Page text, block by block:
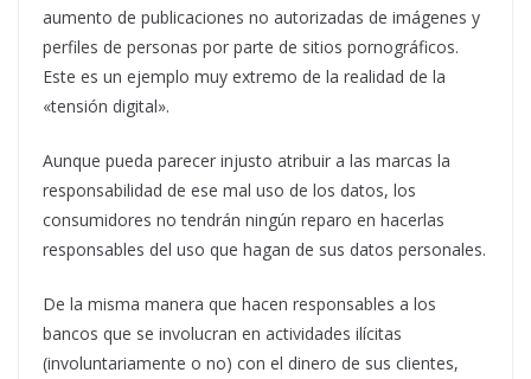
aumento de publicaciones no autorizadas de imágenes y
perfiles de personas por parte de sitios pornográficos.
Este es un ejemplo muy extremo de la realidad de la
«tensión digital».
Aunque pueda parecer injusto atribuir a las marcas la
responsabilidad de ese mal uso de los datos, los
consumidores no tendrán ningún reparo en hacerlas
responsables del uso que hagan de sus datos personales.
De la misma manera que hacen responsables a los
bancos que se involucran en actividades ilícitas
(involuntariamente o no) con el dinero de sus clientes,